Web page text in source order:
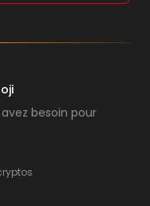
besoin pour